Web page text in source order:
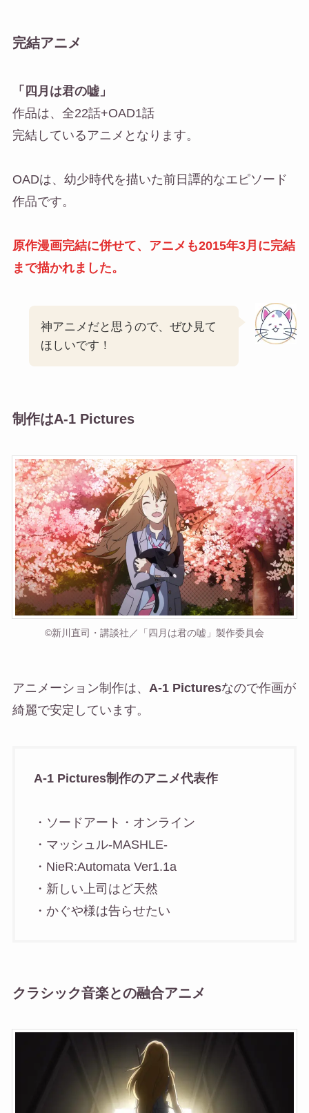
完結アニメ
「四月は君の嘘」
作品は、全22話+OAD1話
完結しているアニメとなります。
OADは、幼少時代を描いた前日譚的なエピソード
作品です。
原作漫画完結に併せて、アニメも2015年3月に完結
まで描かれました。
神アニメだと思うので、ぜひ見て
ほしいです！
制作はA-1 Pictures
©新川直司・講談社／「四月は君の嘘」製作委員会
アニメーション制作は、 A-1 Picturesなので作画が
綺麗で安定しています。
A-1 Pictures制作のアニメ代表作
・ソードアート・オンライン
・マッシュル-MASHLE-
・NieR:Automata Ver1.1a
・新しい上司はど天然
・かぐや様は告らせたい
クラシック音楽との融合アニメ